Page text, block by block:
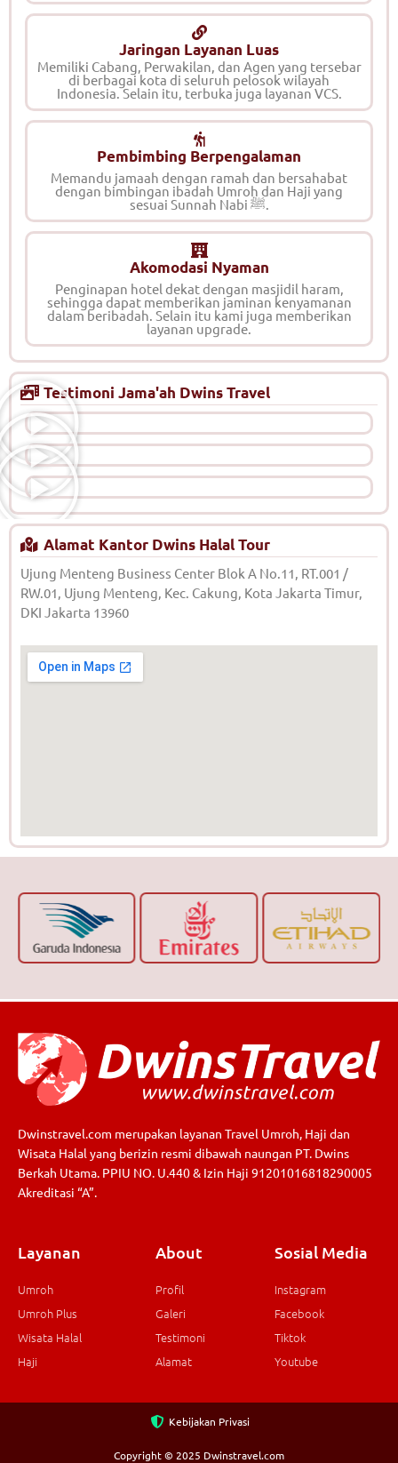
Jaringan Layanan Luas
Memiliki Cabang, Perwakilan, dan Agen yang tersebar
di berbagai kota di seluruh pelosok wilayah
Indonesia. Selain itu, terbuka juga layanan VCS.
Pembimbing Berpengalaman
Memandu jamaah dengan ramah dan bersahabat
dengan bimbingan ibadah Umroh dan Haji yang
Akomodasi Nyaman
Penginapan hotel dekat dengan masjidil haram,
sehingga dapat memberikan jaminan kenyamanan
dalam beribadah. Selain itu kami juga memberikan
layanan upgrade.
Testimoni Jama'ah Dwins Travel
Alamat Kantor Dwins Halal Tour
Ujung Menteng Business Center Blok A No.11, RT.001 /
RW.01, Ujung Menteng, Kec. Cakung, Kota Jakarta Timur,
DKI Jakarta 13960
Dwinstravel.com merupakan layanan Travel Umroh, Haji dan
Wisata Halal yang berizin resmi dibawah naungan PT. Dwins
Berkah Utama. PPIU NO. U.440 & Izin Haji 91201016818290005
Akreditasi “A”.
Layanan
Umroh
Umroh Plus
Wisata Halal
Haji
About
Profil
Galeri
Testimoni
Alamat
Sosial Media
Instagram
Facebook
Tiktok
Youtube
Kebijakan Privasi
Copyright © 2025 Dwinstravel.com